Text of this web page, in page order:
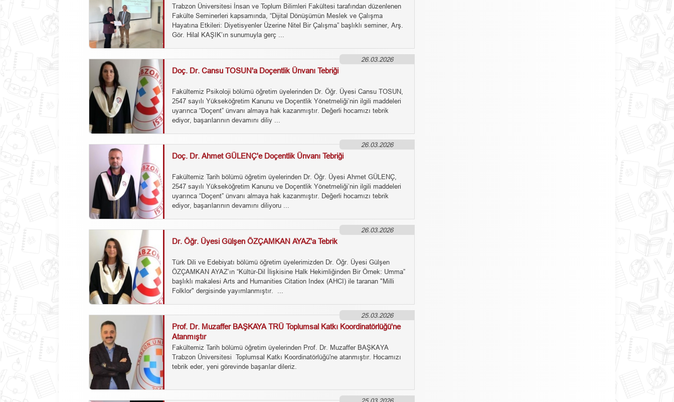
Trabzon Üniversitesi İnsan ve Toplum Bilimleri Fakültesi tarafından düzenlenen
Fakülte Seminerleri kapsamında, “Dijital Dönüşümün Meslek ve Çalışma
Hayatına Etkileri: Diyetisyenler Üzerine Nitel Bir Çalışma” başlıklı seminer, Arş.
Gör. Hilal KAŞIK’ın sunumuyla gerç ...
26.03.2026
Doç. Dr. Cansu TOSUN'a Doçentlik Ünvanı Tebriği
Fakültemiz Psikoloji bölümü öğretim üyelerinden Dr. Öğr. Üyesi Cansu TOSUN,
2547 sayılı Yükseköğretim Kanunu ve Doçentlik Yönetmeliği’nin ilgili maddeleri
uyarınca “Doçent” ünvanı almaya hak kazanmıştır. Değerli hocamızı tebrik
ediyor, başarılarının devamını diliy ...
26.03.2026
Doç. Dr. Ahmet GÜLENÇ'e Doçentlik Ünvanı Tebriği
Fakültemiz Tarih bölümü öğretim üyelerinden Dr. Öğr. Üyesi Ahmet GÜLENÇ,
2547 sayılı Yükseköğretim Kanunu ve Doçentlik Yönetmeliği’nin ilgili maddeleri
uyarınca “Doçent” ünvanı almaya hak kazanmıştır. Değerli hocamızı tebrik
ediyor, başarılarının devamını diliyoru ...
26.03.2026
Dr. Öğr. Üyesi Gülşen ÖZÇAMKAN AYAZ'a Tebrik
Türk Dili ve Edebiyatı bölümü öğretim üyelerimizden Dr. Öğr. Üyesi Gülşen
ÖZÇAMKAN AYAZ’ın “Kültür-Dil İlişkisine Halk Hekimliğinden Bir Örnek: Umma”
başlıklı makalesi Arts and Humanities Citation Index (AHCI) ile taranan "Milli
Folklor" dergisinde yayımlanmıştır. ...
25.03.2026
Prof. Dr. Muzaffer BAŞKAYA TRÜ Toplumsal Katkı Koordinatörlüğü'ne
Atanmıştır
Fakültemiz Tarih bölümü öğretim üyelerinden Prof. Dr. Muzaffer BAŞKAYA
Trabzon Üniversitesi Toplumsal Katkı Koordinatörlüğü'ne atanmıştır. Hocamızı
tebrik eder, yeni görevinde başarılar dileriz.